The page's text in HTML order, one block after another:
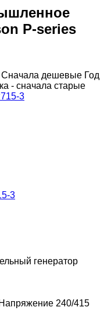
P-series
Сначала дешевые Год
- сначала старые
3
генератор
Напряжение 240/415